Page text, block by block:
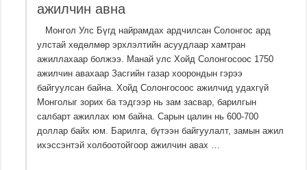
ажилчин авна
Монгол Улс Бүгд найрамдах ардчилсан Солонгос ард
улстай хөдөлмөр эрхлэлтийн асуудлаар хамтран
ажиллахаар болжээ. Манай улс Хойд Солонгосоос 1750
ажилчин авахаар Засгийн газар хоорондын гэрээ
байгуулсан байна. Хойд Солонгосоос ажилчид удахгүй
Монголыг зорих ба тэдгээр нь зам засвар, барилгын
салбарт ажиллах юм байна. Сарын цалин нь 600-700
доллар байх юм. Барилга, бүтээн байгуулалт, замын ажил
ихэссэнтэй холбоотойгоор ажилчин авах …